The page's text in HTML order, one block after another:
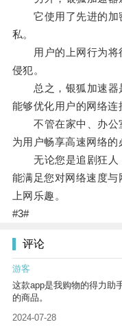
它使用了先进的加
私。
用户的上网行为将
侵犯。
总之，银狐加速器
能够优化用户的网络连
不管在家中、办公
为用户畅享高速网络的
无论您是追剧狂人
能满足您对网络速度
上网乐趣。
#3#
评论
游客
这款app是我购物的得力助
的商品。
2024-07-28